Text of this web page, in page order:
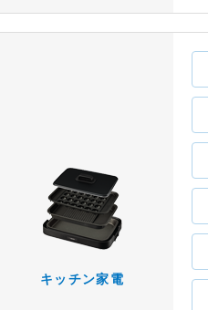
キッチン家電